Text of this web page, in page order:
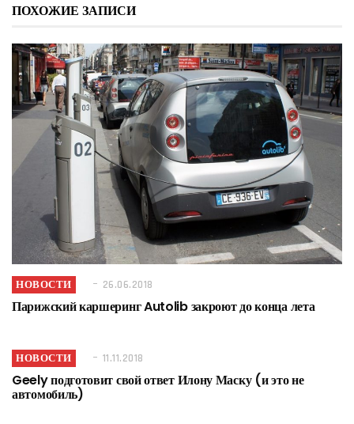
ПОХОЖИЕ ЗАПИСИ
НОВОСТИ 26.06.2018
Парижский каршеринг Autolib закроют до конца лета
НОВОСТИ 11.11.2018
Geely подготовит свой ответ Илону Маску (и это не
автомобиль)